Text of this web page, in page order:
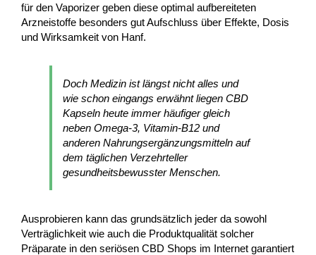
für den Vaporizer geben diese optimal aufbereiteten
Arzneistoffe besonders gut Aufschluss über Effekte, Dosis
und Wirksamkeit von Hanf.
Doch Medizin ist längst nicht alles und
wie schon eingangs erwähnt liegen CBD
Kapseln heute immer häufiger gleich
neben Omega-3, Vitamin-B12 und
anderen Nahrungsergänzungsmitteln auf
dem täglichen Verzehrteller
gesundheitsbewusster Menschen.
Ausprobieren kann das grundsätzlich jeder da sowohl
Verträglichkeit wie auch die Produktqualität solcher
Präparate in den seriösen CBD Shops im Internet garantiert